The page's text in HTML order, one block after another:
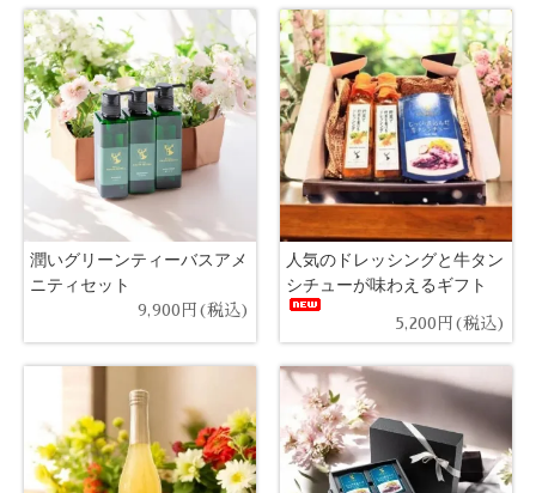
潤いグリーンティーバスアメ
ニティセット
9,900円(税込)
人気のドレッシングと牛タン
シチューが味わえるギフト
5,200円(税込)